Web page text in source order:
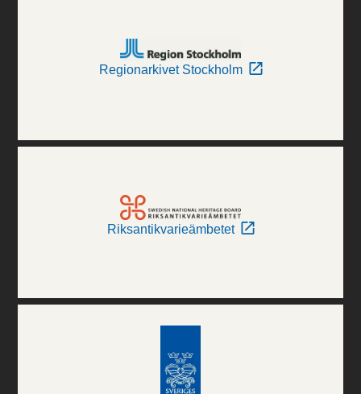
Regionarkivet Stockholm
Riksantikvarieämbetet